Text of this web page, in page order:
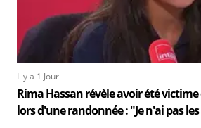
Il y a 1 Jour
Rima Hassan révèle avoir été
lors d'une randonnée : "Je n'ai pas